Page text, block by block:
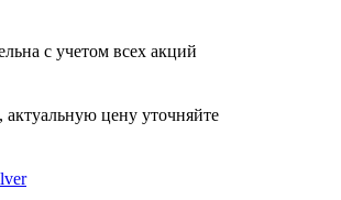
с учетом всех акций
цену уточняйте